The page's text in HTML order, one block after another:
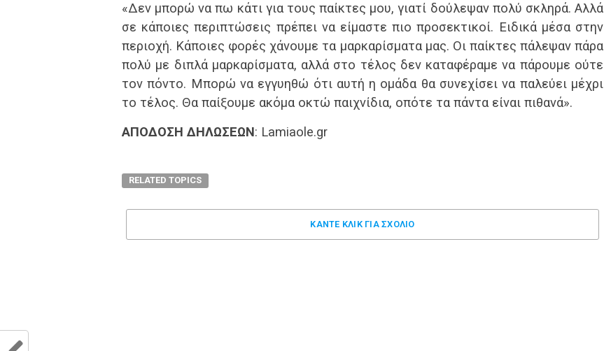
«Δεν μπορώ να πω κάτι για τους παίκτες μου, γιατί δούλεψαν πολύ σκληρά. Αλλά
σε κάποιες περιπτώσεις πρέπει να είμαστε πιο προσεκτικοί. Ειδικά μέσα στην
περιοχή. Κάποιες φορές χάνουμε τα μαρκαρίσματα μας. Οι παίκτες πάλεψαν πάρα
πολύ με διπλά μαρκαρίσματα, αλλά στο τέλος δεν καταφέραμε να πάρουμε ούτε
τον πόντο. Μπορώ να εγγυηθώ ότι αυτή η ομάδα θα συνεχίσει να παλεύει μέχρι
το τέλος. Θα παίξουμε ακόμα οκτώ παιχνίδια, οπότε τα πάντα είναι πιθανά».
ΑΠΟΔΟΣΗ ΔΗΛΩΣΕΩΝ: Lamiaole.gr
RELATED TOPICS
ΚΑΝΤΕ ΚΛΊΚ ΓΙΑ ΣΧΌΛΙΟ